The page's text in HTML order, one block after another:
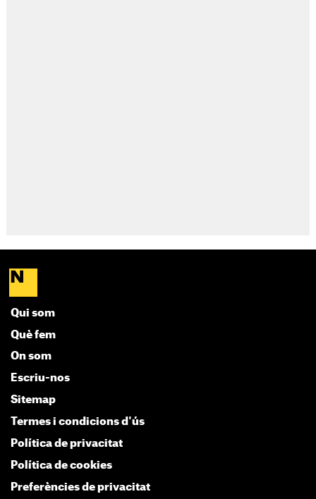
Qui som
Què fem
On som
Escriu-nos
Sitemap
Termes i condicions d'ús
Política de privacitat
Política de cookies
Preferències de privacitat